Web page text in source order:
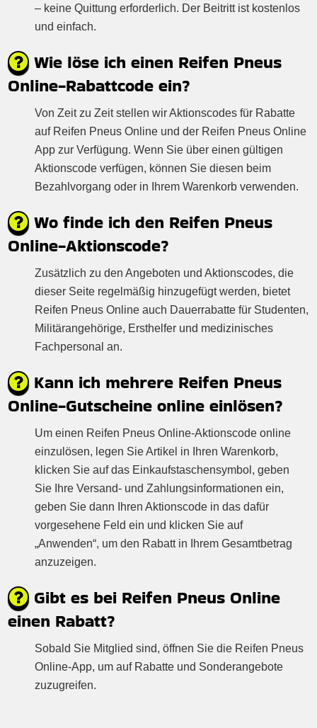
– keine Quittung erforderlich. Der Beitritt ist kostenlos
und einfach.
Wie löse ich einen Reifen Pneus
Online-Rabattcode ein?
Von Zeit zu Zeit stellen wir Aktionscodes für Rabatte
auf Reifen Pneus Online und der Reifen Pneus Online
App zur Verfügung. Wenn Sie über einen gültigen
Aktionscode verfügen, können Sie diesen beim
Bezahlvorgang oder in Ihrem Warenkorb verwenden.
Wo finde ich den Reifen Pneus
Online-Aktionscode?
Zusätzlich zu den Angeboten und Aktionscodes, die
dieser Seite regelmäßig hinzugefügt werden, bietet
Reifen Pneus Online auch Dauerrabatte für Studenten,
Militärangehörige, Ersthelfer und medizinisches
Fachpersonal an.
Kann ich mehrere Reifen Pneus
Online-Gutscheine online einlösen?
Um einen Reifen Pneus Online-Aktionscode online
einzulösen, legen Sie Artikel in Ihren Warenkorb,
klicken Sie auf das Einkaufstaschensymbol, geben
Sie Ihre Versand- und Zahlungsinformationen ein,
geben Sie dann Ihren Aktionscode in das dafür
vorgesehene Feld ein und klicken Sie auf
„Anwenden“, um den Rabatt in Ihrem Gesamtbetrag
anzuzeigen.
Gibt es bei Reifen Pneus Online
einen Rabatt?
Sobald Sie Mitglied sind, öffnen Sie die Reifen Pneus
Online-App, um auf Rabatte und Sonderangebote
zuzugreifen.